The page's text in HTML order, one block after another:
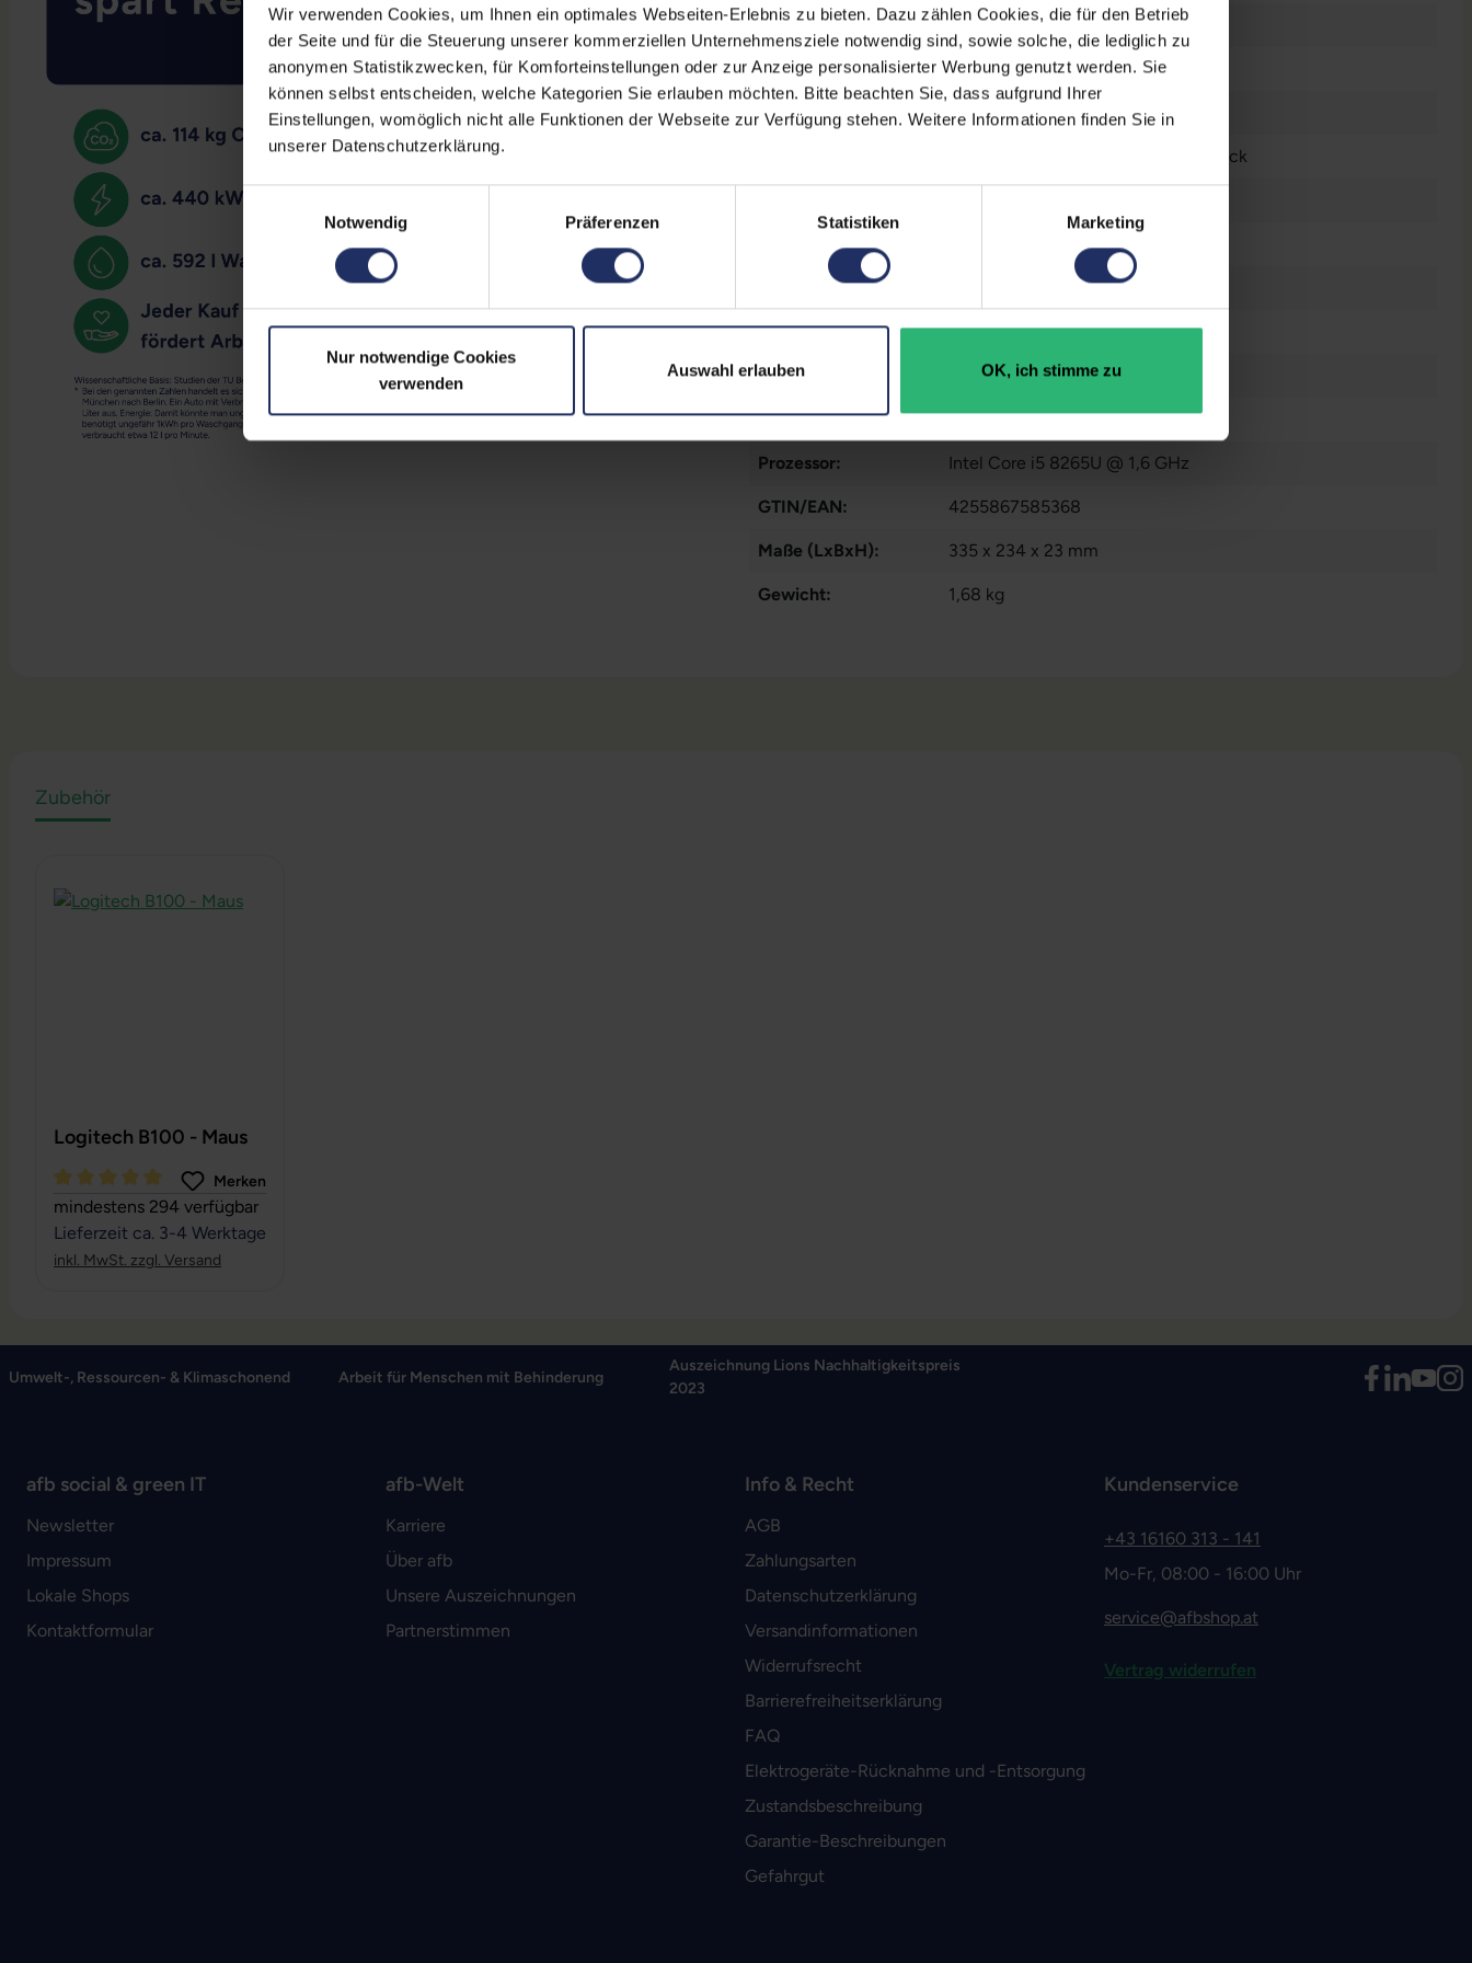
Wir verwenden Cookies, um Ihnen ein optimales Webseiten-Erlebnis zu bieten. Dazu zählen Cookies, die für den Betrieb
der Seite und für die Steuerung unserer kommerziellen Unternehmensziele notwendig sind, sowie solche, die lediglich zu
anonymen Statistikzwecken, für Komforteinstellungen oder zur Anzeige personalisierter Werbung genutzt werden. Sie
können selbst entscheiden, welche Kategorien Sie erlauben möchten. Bitte beachten Sie, dass aufgrund Ihrer
Einstellungen, womöglich nicht alle Funktionen der Webseite zur Verfügung stehen. Weitere Informationen finden Sie in
unserer Datenschutzerklärung.
Einwilligungsauswahl
Notwendig
Präferenzen Statistiken Marketing
Nur notwendige Cookies
verwenden
Auswahl erlauben OK, ich stimme zu
Displaygröße: 14,0 Zoll
LTE: Nein
Displayauflösung: 1920 x 1080 FHD
Deutsch (QWERTZ) ohne Ziffernblock
Fingerprintreader:
Partnerprogramm: Ja
Datenspeicher: 500 GB SSD
Arbeitsspeicher: 16 GB DDR4
Prozessor: Intel Core i5 8265U @ 1,6 GHz
GTIN/EAN: 4255867585368
Maße (LxBxH): 335 x 234 x 23 mm
Gewicht: 1,68 kg
Zubehör
Logitech B100 - Maus
Durchschnittliche Bewertung von 5 von 5 Sternen
Merken
mindestens 294 verfügbar
Lieferzeit ca. 3-4 Werktage
inkl. MwSt. zzgl. Versand
Umwelt-, Ressourcen- & Klimaschonend Arbeit für Menschen mit Behinderung
Auszeichnung Lions Nachhaltigkeitspreis
2023
afb social & green IT
Newsletter
Impressum
Lokale Shops
Kontaktformular
afb-Welt
Karriere
Über afb
Unsere Auszeichnungen
Partnerstimmen
Info & Recht
AGB
Zahlungsarten
Datenschutzerklärung
Versandinformationen
Widerrufsrecht
Barrierefreiheitserklärung
FAQ
Elektrogeräte-Rücknahme und -Entsorgung
Zustandsbeschreibung
Garantie-Beschreibungen
Gefahrgut
Kundenservice
+43 16160 313 - 141
Mo-Fr, 08:00 - 16:00 Uhr
service@afbshop.at
Vertrag widerrufen